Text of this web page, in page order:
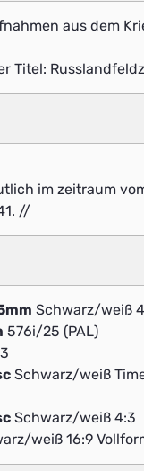
aus dem
Titel:
im zeitraum
//
Schwarz/weiß
576i/25 (PAL)
Schwarz/weiß
Schwarz/weiß 4:3
weiß 16:9